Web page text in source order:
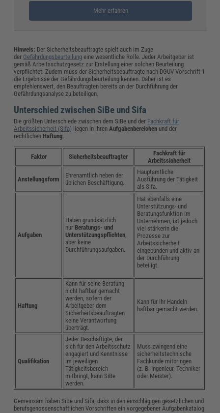
Mehr erfahren
Hinweis: Der Sicherheitsbeauftragte spielt auch im Zuge
der Gefährdungsbeurteilung eine wesentliche Rolle. Jeder Arbeitgeber ist
gemäß Arbeitsschutzgesetz zur Erstellung einer solchen Beurteilung
verpflichtet. Zudem muss der Sicherheitsbeauftragte nach DGUV Vorschrift 1
die Ergebnisse der Gefährdungsbeurteilung kennen. Daher ist es
empfehlenswert, den Beauftragten bereits an der Durchführung der
Gefährdungsanalyse zu beteiligen.
Unterschied zwischen SiBe und Sifa
Die größten Unterschiede zwischen dem SiBe und der Fachkraft für
Arbeitssicherheit (Sifa) liegen in ihrenAufgabenbereichen und der
rechtlichen Haftung
Faktor Sicherheitsbeauftragter
Fachkraft für
Arbeitssicherheit
Anstellungsform
Ehrenamtlich neben der
üblichen Beschäftigung.
Hauptamtliche
Ausführung der Tätigkeit
als Sifa.
Aufgaben
Haben grundsätzlich
nur Beratungs- und
Unterstützungspflichten
aber keine
Durchführungsaufgaben.
Hat ebenfalls eine
Unterstützungs- und
Beratungsfunktion im
Unternehmen, ist jedoch
viel stärkerin die
Prozesse zur
Arbeitssicherheit
eingebunden und aktiv an
der Durchführung
beteiligt.
Haftung
Kann für seine Beratung
nicht haftbar gemacht
werden, sofern der
Arbeitgeber dem
Sicherheitsbeauftragten
keine Verantwortung
überträgt.
Kann für ihr Handeln
haftbar gemacht werden.
Qualifikation
Jeder Beschäftigte, der
sich für den Arbeitsschutz
engagiert und Kenntnisse
im jeweiligen
Tätigkeitsbereich
mitbringt, kann SiBe
werden.
Muss zwingend eine
sicherheitstechnische
Fachkunde mitbringen
(z. B. Ingenieur, Techniker
oder Meister).
Gemeinsam haben SiBe und Sifa, dass in den einschlägigen gesetzlichen und
berufsgenossenschaftlichen Vorschriften ein vorgegebener Aufgabenkatalog